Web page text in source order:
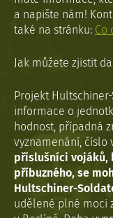
a napište nám!
také na stránku: Co
Jak můžete zjistit
Projekt
informace o
hodnost, případná
vyznamenání, číslo
příslušníci vojáků,
příbuzného, se
Hultschiner-
udělené plné moci